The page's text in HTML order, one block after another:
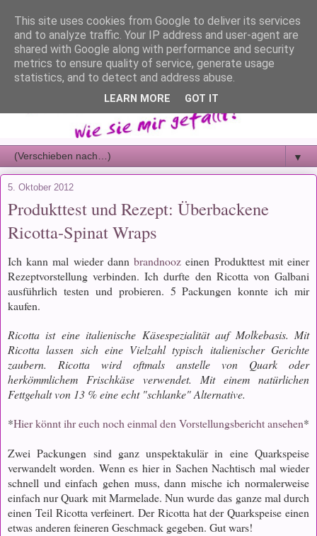
▼
5. Oktober 2012
Produkttest und Rezept: Überbackene
Ricotta-Spinat Wraps
Ich kann mal wieder dannbrandnooz einen Produkttest mit einer
Rezeptvorstellung verbinden. Ich durfte den Ricotta von Galbani
ausführlich testen und probieren. 5 Packungen konnte ich mir
kaufen.
Ricotta ist eine italienische Käsespezialität auf Molkebasis. Mit
Ricotta lassen sich eine Vielzahl typisch italienischer Gerichte
zaubern. Ricotta wird oftmals anstelle von Quark oder
herkömmlichem Frischkäse verwendet. Mit einem natürlichen
Fettgehalt von 13 % eine echt "schlanke" Alternative.
*Hier könnt ihr euch noch einmal den Vorstellungsbericht ansehen*
Zwei Packungen sind ganz unspektakulär in eine Quarkspeise
verwandelt worden. Wenn es hier in Sachen Nachtisch mal wieder
schnell und einfach gehen muss, dann mische ich normalerweise
einfach nur Quark mit Marmelade. Nun wurde das ganze mal durch
einen Teil Ricotta verfeinert. Der Ricotta hat der Quarkspeise einen
etwas anderen feineren Geschmack gegeben. Gut wars!
This site uses cookies from Google to deliver its services
and to analyze traffic. Your IP address and user-agent are
shared with Google along with performance and security
metrics to ensure quality of service, generate usage
statistics, and to detect and address abuse.
LEARN MORE GOT IT